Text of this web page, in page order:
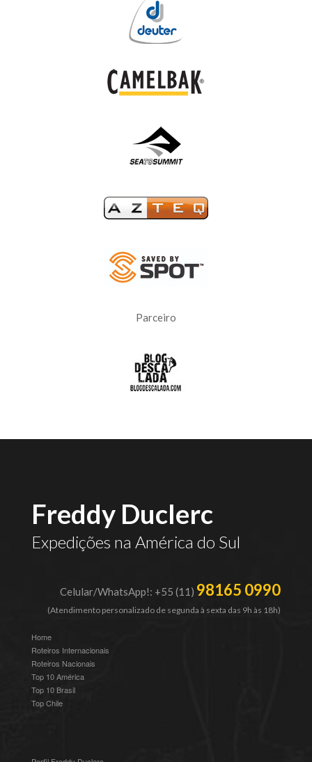
Parceiro
Freddy Duclerc
Expedições na América do Sul
Celular/WhatsApp!: +55 (11) 98165 0990
(Atendimento personalizado de segunda à sexta das 9h às 18h)
Home
Roteiros Internacionais
Roteiros Nacionais
Top 10 América
Top 10 Brasil
Top Chile